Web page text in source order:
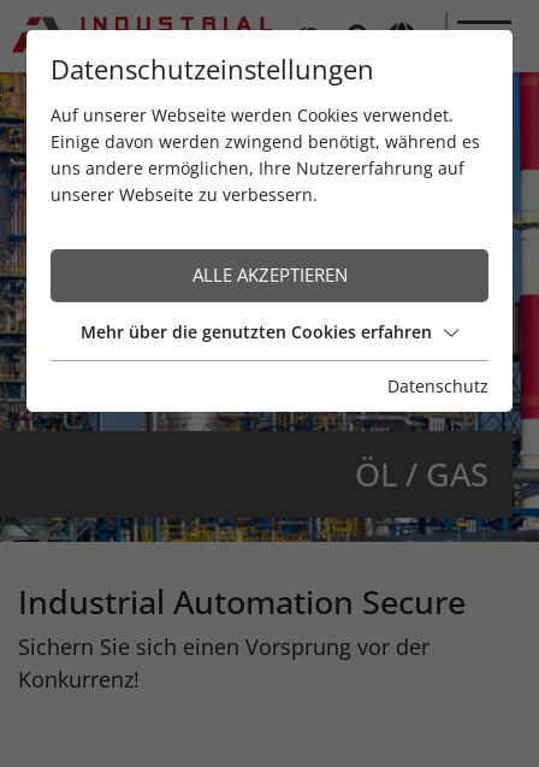
ÖL / GAS
Industrial Automation Secure
Sichern Sie sich einen Vorsprung vor der
Konkurrenz!
Datenschutzeinstellungen
Auf unserer Webseite werden Cookies verwendet.
Einige davon werden zwingend benötigt, während es
uns andere ermöglichen, Ihre Nutzererfahrung auf
unserer Webseite zu verbessern.
ALLE AKZEPTIEREN
Mehr über die genutzten Cookies erfahren
Datenschutz